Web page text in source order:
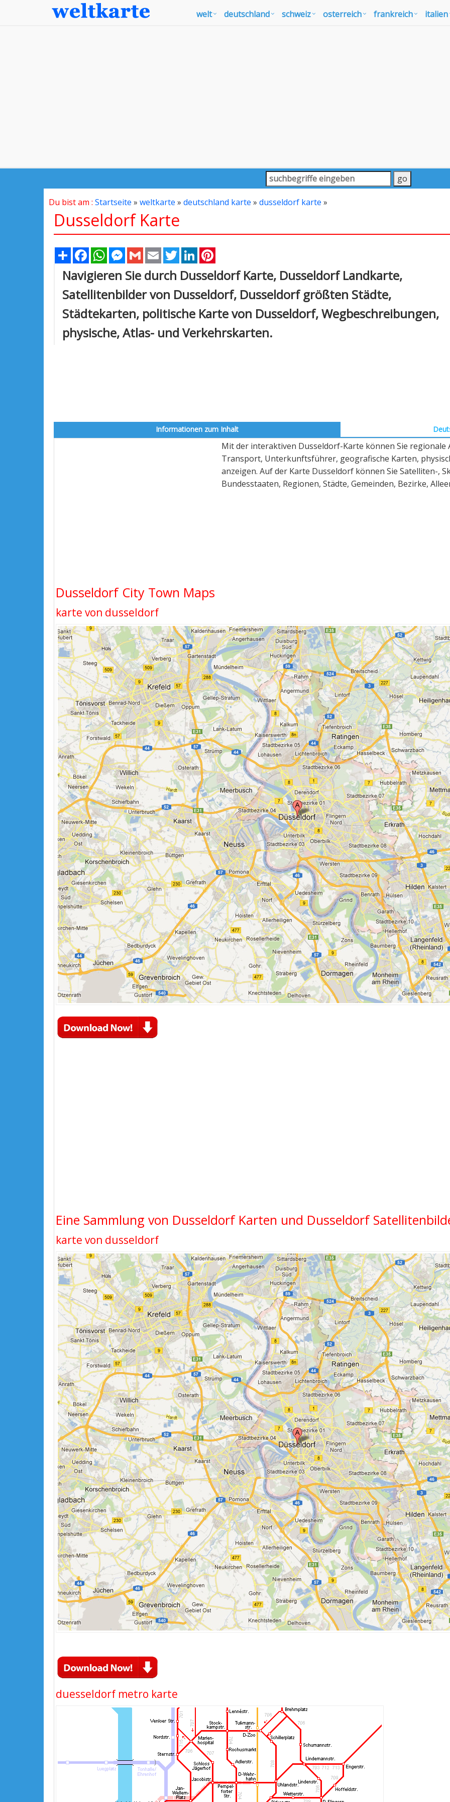
welt deutschland schweiz osterreich frankreich italien
Du bist am : Startseite » weltkarte » deutschland karte » dusseldorf karte »
Dusseldorf Karte
Share FacebookWhatsAppMessenger
Gmail Email TwitterLinkedIn
Navigieren Sie durch Dusseldorf Karte, Dusseldorf Landkarte,
Satellitenbilder von Dusseldorf, Dusseldorf größten Städte,
Städtekarten, politische Karte von Dusseldorf, Wegbeschreibungen,
physische, Atlas- und Verkehrskarten.
Informationen zum Inhalt
Mit der interaktiven Dusseldorf-Karte können Sie
Transport, Unterkunftsführer, geografische Karten,
anzeigen. Auf der Karte Dusseldorf können Sie Satelliten-,
Bundesstaaten, Regionen, Städte, Gemeinden, Bezirke,
Dusseldorf City Town Maps
karte von dusseldorf
Eine Sammlung von Dusseldorf Karten und Dusseldorf
karte von dusseldorf
duesseldorf metro karte